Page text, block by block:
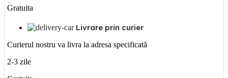
Gratuita
Livrare prin curier
Curierul nostru va livra la adresa specificată
2-3 zile